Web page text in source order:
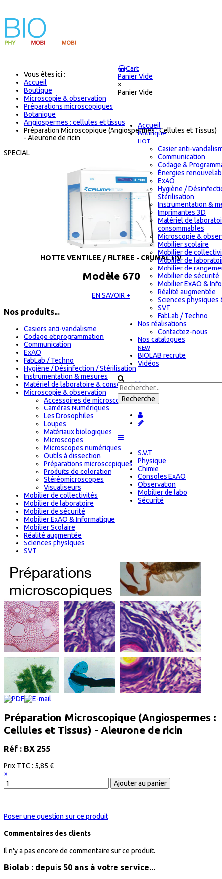
Cart
Panier Vide
×
Panier Vide
Accueil
Boutique
HOT
Casier anti-
Communication
Codage &
Énergies
ExAO
Hygiène /
Stérilisation
Instrumentation &
Imprimantes 3D
Matériel de
consommables
Microscopie &
Mobilier scolaire
Mobilier de
Mobilier de
Mobilier de
Mobilier de sécurité
Mobilier ExAO &
Réalité augmentée
Sciences physiques
SVT
FabLab / Techno
Nos réalisations
Contactez-nous
Nos catalogues
NEW
BIOLAB recrute
Vidéos
S.V.T
Physique
Chimie
Consoles ExAO
Observation
Mobilier de labo
Sécurité
Vous êtes ici :
Accueil
Boutique
Microscopie & observation
Préparations microscopiques
Botanique
Angiospermes : cellules et tissus
Préparation Microscopique (Angiospermes : Cellules et Tissus)
- Aleurone de ricin
SPECIAL
HOTTE VENTILEE / FILTREE - CRUMACTIV
Modèle 670
EN SAVOIR +
Nos produits...
Casiers anti-vandalisme
Codage et programmation
Communication
ExAO
FabLab / Techno
Hygiène / Désinfection / Stérilisation
Instrumentation & mesures
Matériel de laboratoire & consommables
Microscopie & observation
Accessoires de microscopie
Caméras Numériques
Les Drosophiles
Loupes
Matériaux biologiques
Microscopes
Microscopes numériques
Outils à dissection
Préparations microscopiques
Produits de coloration
Stéréomicroscopes
Visualiseurs
Mobilier de collectivités
Mobilier de laboratoire
Mobilier de sécurité
Mobilier ExAO & Informatique
Mobilier Scolaire
Réalité augmentée
Sciences physiques
SVT
Préparation Microscopique (Angiospermes :
Cellules et Tissus) - Aleurone de ricin
Réf : BX 255
Prix ​​TTC : 5,85 €
×
Poser une question sur ce produit
Commentaires des clients
Il n'y a pas encore de commentaire sur ce produit.
Biolab : depuis 50 ans à votre service...